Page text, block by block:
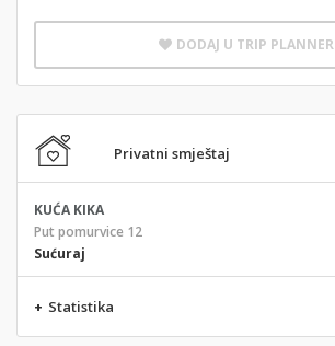
DODAJ U TRIP PLANNER
Privatni smještaj
KUĆA KIKA
Put pomurvice 12
Sućuraj
+ Statistika